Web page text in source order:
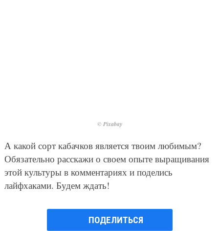
© Pixabay
А какой сорт кабачков является твоим любимым?
Обязательно расскажи о своем опыте выращивания
этой культуры в комментариях и поделись
лайфхаками. Будем ждать!
ПОДЕЛИТЬСЯ